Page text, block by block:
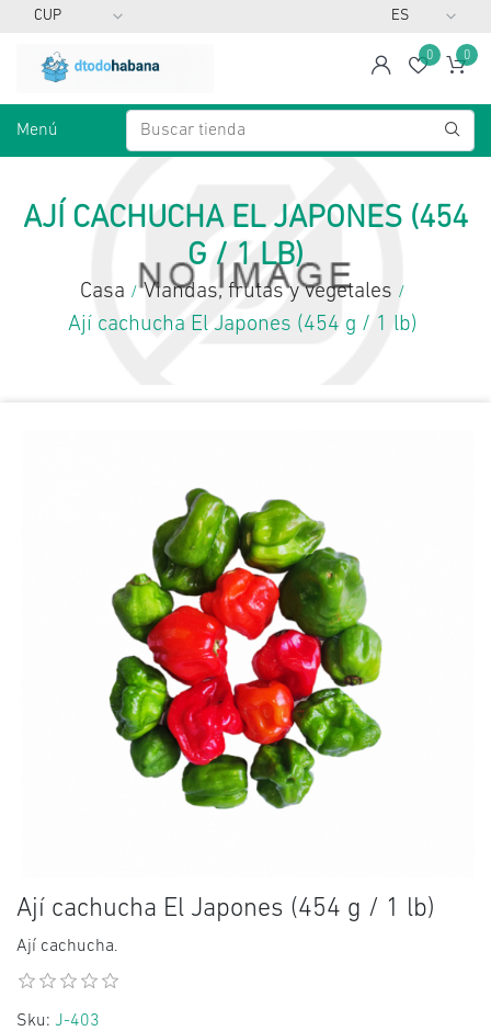
spanLista
0 0
Menú
AJÍ CACHUCHA EL JAPONES (454
G / 1 LB)
Casa / Viandas, frutas y vegetales /
Ají cachucha El Japones (454 g / 1 lb)
Ají cachucha El Japones (454 g / 1 lb)
Ají cachucha.
Sku: J-403